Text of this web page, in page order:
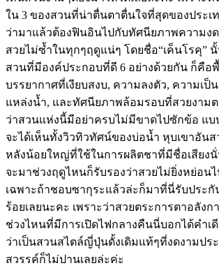
ใน 3 ของสวนที่น่าตื่นตาตื่นใจที่สุดของประเ
ว่ามาแล้วต้องฟินอินไปกับทัศนียภาพความง
สวยไม่ซ้ำในทุกๆฤดูแน่ๆ โดยชื่อ“เค็นโรคุ”
สวนที่มีองค์ประกอบที่ดี 6 อย่างด้วยกัน ก็คือ
บรรยากาศที่เงียบสงบ, ความลงตัว, ความเป็
แหล่งนํ้า, และทัศนียภาพล้อมรอบที่สวยงามต
ว่าสวนแห่งนี้มีอย่าครบไม่มีขาดไปซักข้อ แบ
จะได้เห็นทั้งวิวทิวทัศน์ของบ่อนํ้า หุบเขาอัน
หลังน้อยใหญ่ที่ใช้ในการผลิตชาที่มีชื่อเสียงนั่
จะมาช่วงฤดูไหนก็รับรองว่าสวยไม่ยิ่งหย่อน
เฉพาะถ้าชอบซากุระแล้วล่ะก็มาที่นี่รับประ
ร้อยเลยนะคะ เพราะว่าสวยตระการตาอลังก
ช่วงไหนที่มีการเปิดไฟกลางคืนนี่บอกได้คำเดี
ว่าเป็นสวนสไตล์ญี่ปุ่นดั้งเดิมแท้ๆที่งดงามปร
สวรรค์ก็ไม่ปานเลยล่ะค่ะ